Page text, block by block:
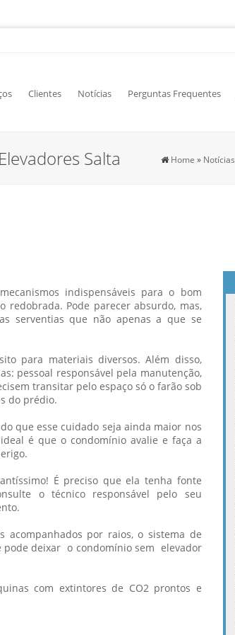
Clientes Notícias Perguntas Frequentes
Home » Notícias
Salta
indispensáveis para o bom
redobrada. Pode parecer absurdo, mas,
serventias que não apenas a que se
para materiais diversos. Além disso,
pessoal responsável pela manutenção,
transitar pelo espaço só o farão sob
do prédio.
que esse cuidado seja ainda maior nos
é que o condomínio avalie e faça a
É preciso que ela tenha fonte
o técnico responsável pelo seu
acompanhados por raios, o sistema de
pode deixar o condomínio sem elevador
com extintores de CO2 prontos e